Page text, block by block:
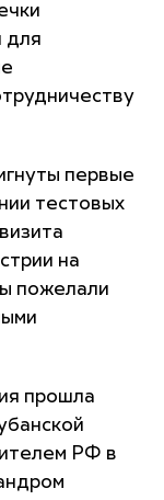
для
первые
тестовых
на
пожелали
прошла
РФ в